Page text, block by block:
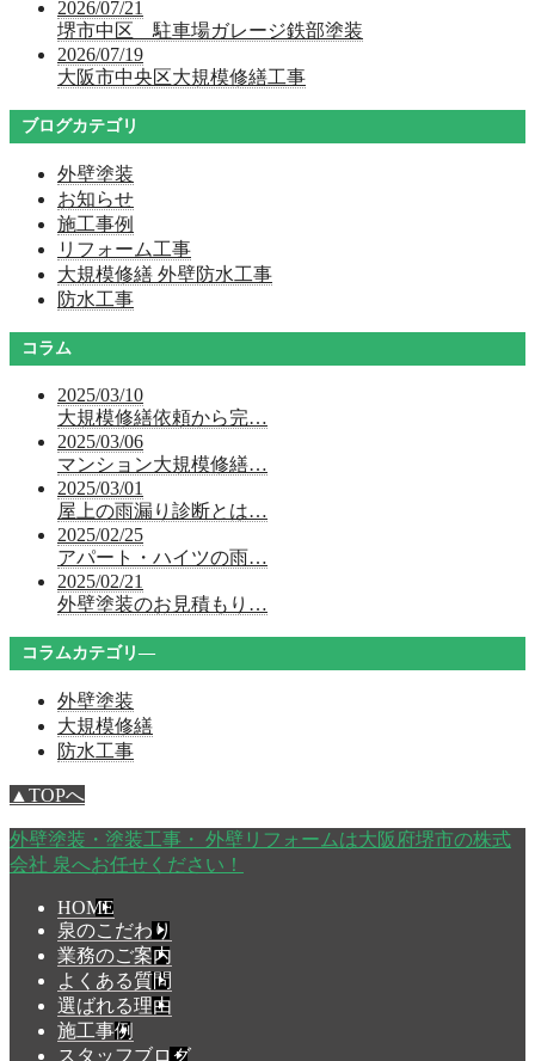
2026/07/21
堺市中区 駐車場ガレージ鉄部塗装
2026/07/19
大阪市中央区大規模修繕工事
ブログカテゴリ
外壁塗装
お知らせ
施工事例
リフォーム工事
大規模修繕 外壁防水工事
防水工事
コラム
2025/03/10
大規模修繕依頼から完…
2025/03/06
マンション大規模修繕…
2025/03/01
屋上の雨漏り診断とは…
2025/02/25
アパート・ハイツの雨…
2025/02/21
外壁塗装のお見積もり…
コラムカテゴリ―
外壁塗装
大規模修繕
防水工事
▲TOPへ
外壁塗装・塗装工事・ 外壁リフォームは大阪府堺市の株式
会社 泉へお任せください！
HOME
泉のこだわり
業務のご案内
よくある質問
選ばれる理由
施工事例